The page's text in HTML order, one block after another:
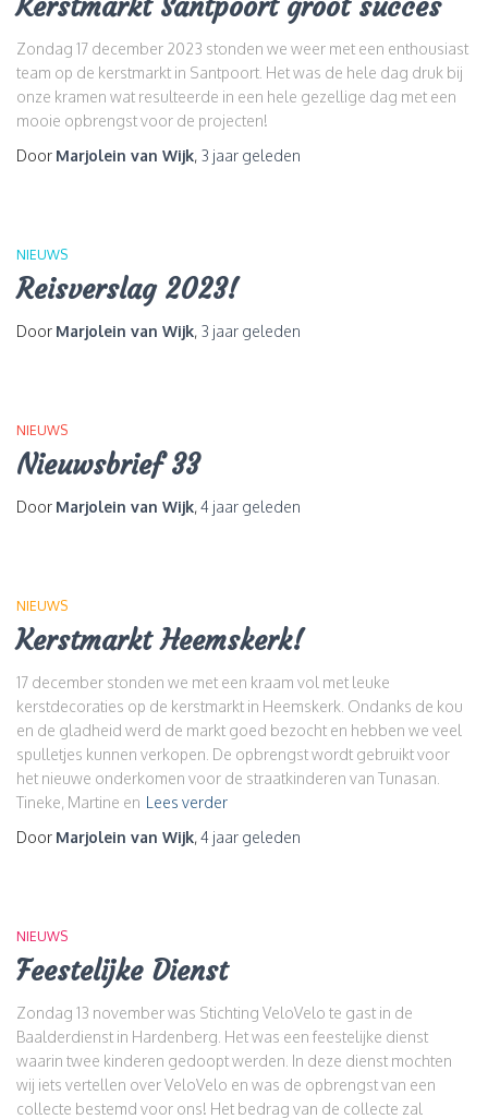
Kerstmarkt Santpoort groot succes
Zondag 17 december 2023 stonden we weer met een enthousiast
team op de kerstmarkt in Santpoort. Het was de hele dag druk bij
onze kramen wat resulteerde in een hele gezellige dag met een
mooie opbrengst voor de projecten!
Door Marjolein van Wijk, 3 jaar geleden
NIEUWS
Reisverslag 2023!
Door Marjolein van Wijk, 3 jaar geleden
NIEUWS
Nieuwsbrief 33
Door Marjolein van Wijk,4 jaar geleden
NIEUWS
Kerstmarkt Heemskerk!
17 december stonden we met een kraam vol met leuke
kerstdecoraties op de kerstmarkt in Heemskerk. Ondanks de kou
en de gladheid werd de markt goed bezocht en hebben we veel
spulletjes kunnen verkopen. De opbrengst wordt gebruikt voor
het nieuwe onderkomen voor de straatkinderen van Tunasan.
Tineke, Martine en Lees verder
Door Marjolein van Wijk,4 jaar geleden
NIEUWS
Feestelijke Dienst
Zondag 13 november was Stichting VeloVelo te gast in de
Baalderdienst in Hardenberg. Het was een feestelijke dienst
waarin twee kinderen gedoopt werden. In deze dienst mochten
wij iets vertellen over VeloVelo en was de opbrengst van een
collecte bestemd voor ons! Het bedrag van de collecte zal